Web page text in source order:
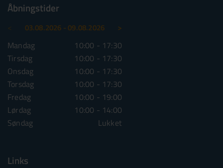
Åbningstider
>
03.08.2026 - 09.08.2026
Mandag
10:00 - 17:30
Tirsdag
10:00 - 17:30
Onsdag
10:00 - 17:30
Torsdag
10:00 - 17:30
Fredag
10:00 - 19:00
Lørdag
10:00 - 14:00
Søndag
Lukket
Links